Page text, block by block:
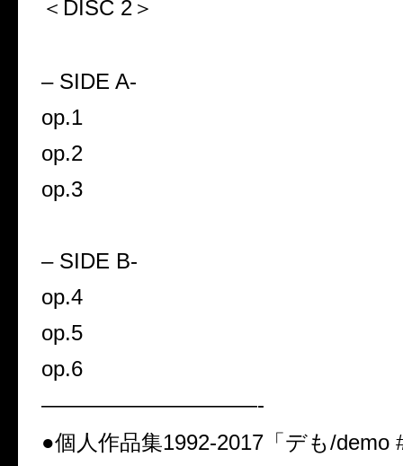
＜DISC 2＞
– SIDE A-
op.1
op.2
op.3
– SIDE B-
op.4
op.5
op.6
——————————-
●個人作品集1992-2017「デも/demo